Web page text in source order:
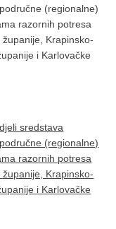
(regionalne)
razornih potresa
Krapinsko-
i Karlovačke
sredstava
(regionalne)
razornih potresa
Krapinsko-
i Karlovačke